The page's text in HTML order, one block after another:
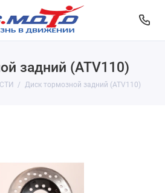
задний (ATV110)
Диск тормозной задний (ATV110)